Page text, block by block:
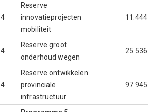
Reserve
innovatieprojecten
mobiliteit
11.444
Reserve groot
onderhoud wegen
25.536
Reserve ontwikkelen
provinciale
infrastructuur
97.945